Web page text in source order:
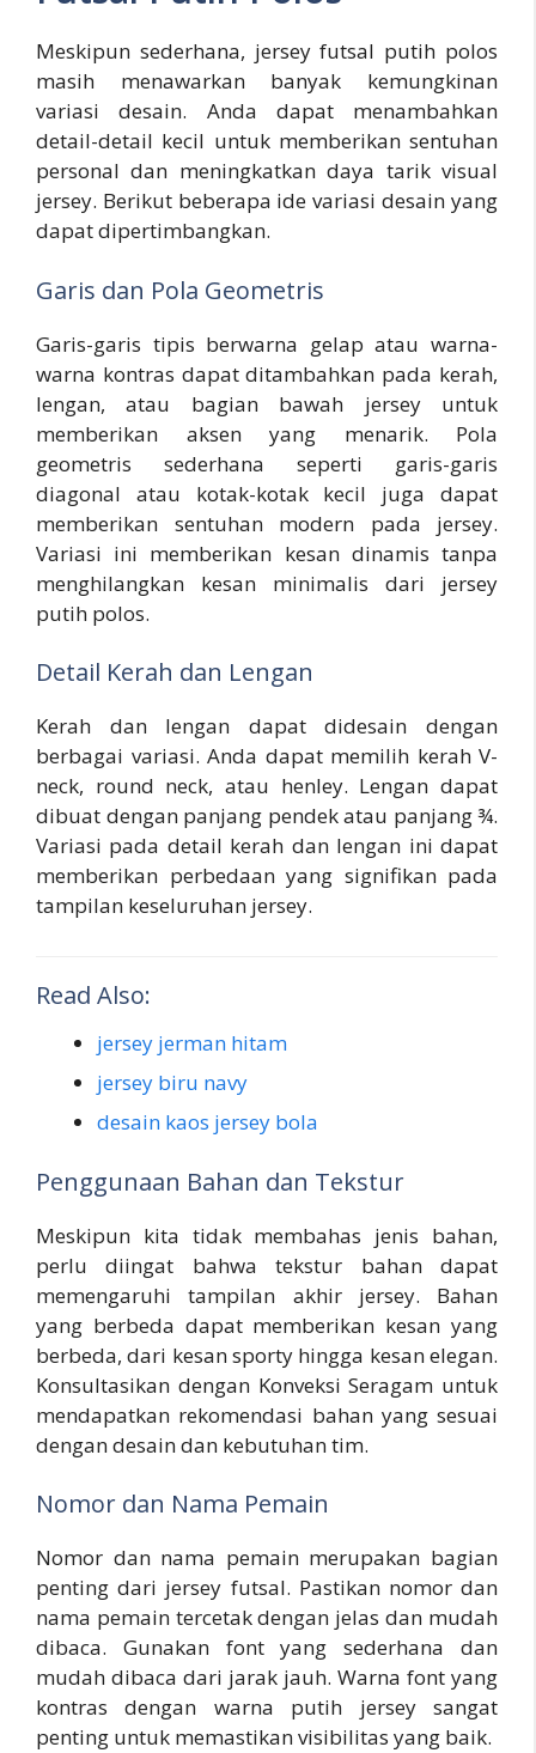
Meskipun sederhana, jersey futsal putih polos
masih menawarkan banyak kemungkinan
variasi desain. Anda dapat menambahkan
detail-detail kecil untuk memberikan sentuhan
personal dan meningkatkan daya tarik visual
jersey. Berikut beberapa ide variasi desain yang
dapat dipertimbangkan.
Garis dan Pola Geometris
Garis-garis tipis berwarna gelap atau warna-
warna kontras dapat ditambahkan pada kerah,
lengan, atau bagian bawah jersey untuk
memberikan aksen yang menarik. Pola
geometris sederhana seperti garis-garis
diagonal atau kotak-kotak kecil juga dapat
memberikan sentuhan modern pada jersey.
Variasi ini memberikan kesan dinamis tanpa
menghilangkan kesan minimalis dari jersey
putih polos.
Detail Kerah dan Lengan
Kerah dan lengan dapat didesain dengan
berbagai variasi. Anda dapat memilih kerah V-
neck, round neck, atau henley. Lengan dapat
dibuat dengan panjang pendek atau panjang ¾.
Variasi pada detail kerah dan lengan ini dapat
memberikan perbedaan yang signifikan pada
tampilan keseluruhan jersey.
Read Also:
jersey jerman hitam
jersey biru navy
desain kaos jersey bola
Penggunaan Bahan dan Tekstur
Meskipun kita tidak membahas jenis bahan,
perlu diingat bahwa tekstur bahan dapat
memengaruhi tampilan akhir jersey. Bahan
yang berbeda dapat memberikan kesan yang
berbeda, dari kesan sporty hingga kesan elegan.
Konsultasikan dengan Konveksi Seragam untuk
mendapatkan rekomendasi bahan yang sesuai
dengan desain dan kebutuhan tim.
Nomor dan Nama Pemain
Nomor dan nama pemain merupakan bagian
penting dari jersey futsal. Pastikan nomor dan
nama pemain tercetak dengan jelas dan mudah
dibaca. Gunakan font yang sederhana dan
mudah dibaca dari jarak jauh. Warna font yang
kontras dengan warna putih jersey sangat
penting untuk memastikan visibilitas yang baik.